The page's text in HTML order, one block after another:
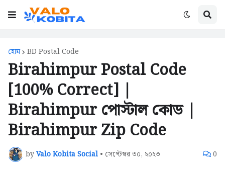
হোম BD Postal Code
Birahimpur Postal Code
[100% Correct] |
Birahimpur পোস্টাল কোড |
Birahimpur Zip Code
byValo Kobita Social • সেপ্টেম্বর ৩০, ২০২৩ 0